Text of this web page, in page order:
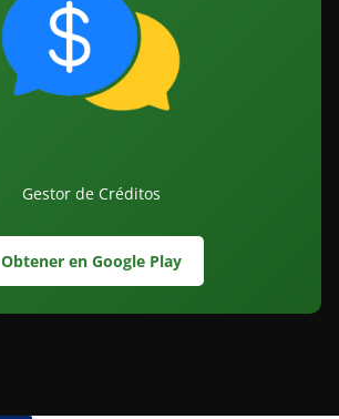
Gestor de Créditos
Obtener en Google Play